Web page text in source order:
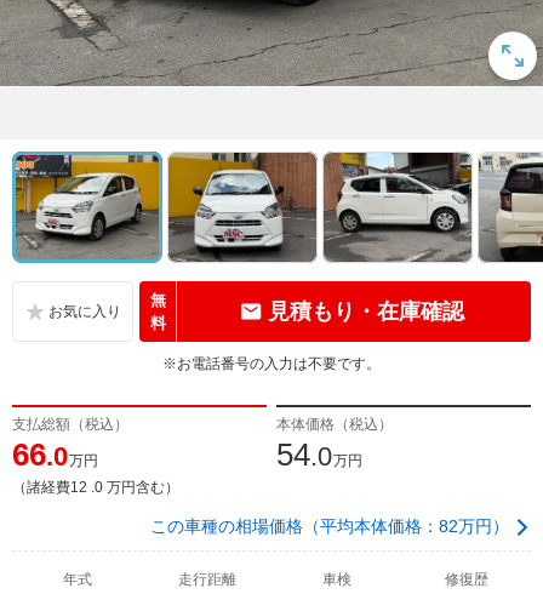
無
料
見積もり・在庫確認
※お電話番号の入力は不要です。
支払総額（税込）
66.0万円
（諸経費12 .0 万円含む）
本体価格（税込）
54.0万円
この車種の相場価格（平均本体価格：82万円）
年式 走行距離
車検
修復歴